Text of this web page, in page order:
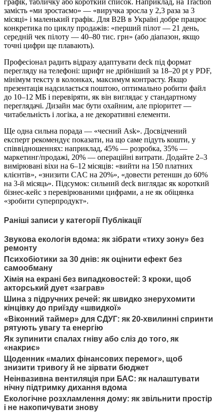
графік, табличку або короткий список. Наприклад, на Traction
замість «ми зростаємо» — «виручка зросла у 2,3 раза за 3
місяці» і маленький графік. Для B2B в Україні добре працює
конкретика по циклу продажів: «перший пілот — 21 день,
середній чек пілоту — 40–80 тис. грн» (або діапазон, якщо
точні цифри ще плавають).
Професіонал радить відразу адаптувати deck під формат
перегляду на телефоні: шрифт не дрібніший за 18–20 pt у PDF,
мінімум тексту в колонках, максимум контрасту. Якщо
презентація надсилається поштою, оптимально робити файл
до 10–12 МБ і перевіряти, як він виглядає у стандартному
переглядачі. Дизайн має бути охайним, але пріоритет —
читабельність і логіка, а не декоративні елементи.
Ще одна сильна порада — «чесний Ask». Досвідчений
експерт рекомендує показати, на що саме підуть кошти, у
співвідношеннях: наприклад, 45% — розробка, 35% —
маркетинг/продажі, 20% — операційні витрати. Додайте 2–3
вимірювані віхи на 6–12 місяців: «вийти на 150 платних
клієнтів», «знизити CAC на 20%», «довести ретеншн до 60%
на 3-й місяць». Підсумок: сильний deck виглядає як короткий
бізнес-кейс з перевірюваними цифрами, а не як обіцянка
«зробити суперпродукт».
Раніші записи у категорії Публікації
Звукова екологія вдома: як зібрати «тиху зону» без
ремонту
Психобіотики за 30 днів: як оцінити ефект без
самообману
Хімія на екрані без випадковостей: 3 кроки, щоб
акторський дует «заграв»
Шина з підручних речей: як швидко знерухомити
кінцівку до приїзду «швидкої»
«Віконний таймер» для СДУГ: як 20-хвилинні спринти
рятують увагу та енергію
Як зупинити спалах гніву або сліз до того, як
«накриє»
Щоденник «малих фінансових перемог», щоб
знизити тривогу й не зірвати бюджет
Неінвазивна вентиляція при БАС: як налаштувати
нічну підтримку дихання вдома
Екологічне розхламлення дому: як звільнити простір
і не накопичувати знову